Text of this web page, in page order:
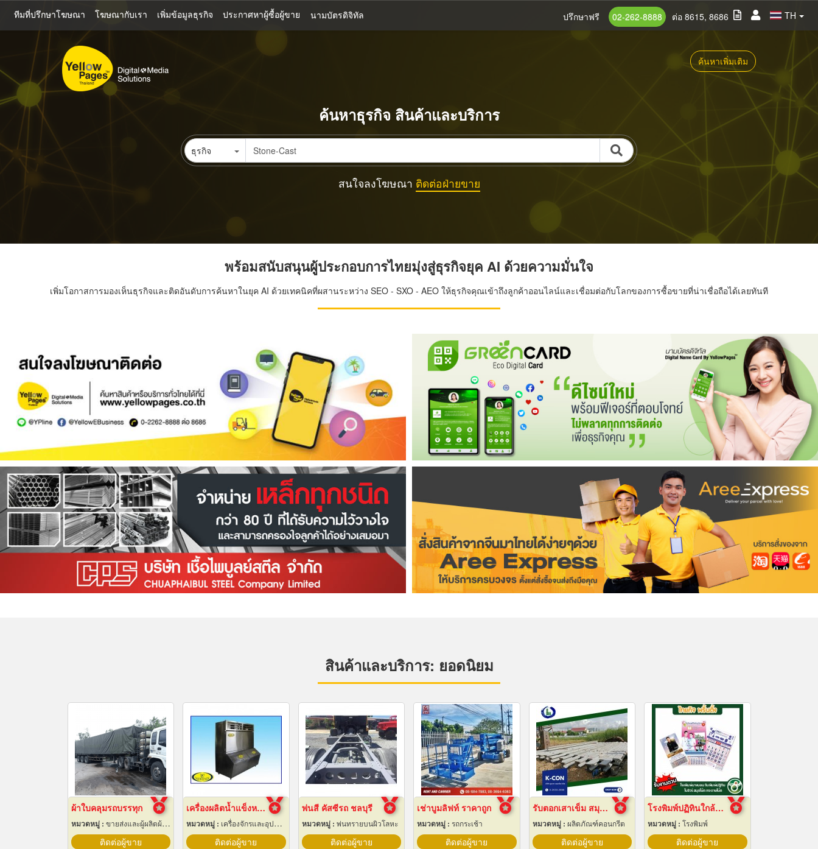
หลัก
ทีมที่ปรึกษาโฆษณา โฆษณากับเรา เพิ่มข้อมูลธุรกิจ ประกาศหาผู้ซื้อผู้ขาย นามบัตรดิจิทัล TH
ปรึกษาฟรี 02-262-8888 ต่อ 8615, 8686
ค้นหาเพิ่มเติม
ค้นหาธุรกิจ สินค้าและบริการ
ธุรกิจ
สนใจลงโฆษณา ติดต่อฝ่ายขาย
พร้อมสนับสนุนผู้ประกอบการไทยมุ่งสู่ธุรกิจยุค AI ด้วยความมั่นใจ
เพิ่มโอกาสการมองเห็นธุรกิจและติดอันดับการค้นหาในยุค AI ด้วยเทคนิคที่ผสานระหว่าง SEO - SXO - AEO ให้ธุรกิจคุณเข้าถึงลูกค้าออนไลน์และเชื่อมต่อกับโลกของการซื้อขายที่น่าเชื่อถือได้เลยทันที
สินค้าและบริการ: ยอดนิยม
ผ้าใบคลุมรถบรรทุก
หมวดหมู่ : ขายส่งและผู้ผลิตผ้าใบ
ติดต่อผู้ขาย
เครื่องผลิตน้ำแข็งหลอด เชียงใหม่
หมวดหมู่ : เครื่องจักรและอุปกรณ์ผลิตน้ำแข็ง
ติดต่อผู้ขาย
พ่นสี คัสซีรถ ชลบุรี
หมวดหมู่ : พ่นทรายบนผิวโลหะ
ติดต่อผู้ขาย
เช่าบูมลิฟท์ ราคาถูก
หมวดหมู่ : รถกระเช้า
ติดต่อผู้ขาย
รับตอกเสาเข็ม สมุทรปราการ ราคาถูก
หมวดหมู่ : ผลิตภัณฑ์คอนกรีต
ติดต่อผู้ขาย
โรงพิมพ์ปฏิทินใกล้ฉัน
หมวดหมู่ : โรงพิมพ์
ติดต่อผู้ขาย